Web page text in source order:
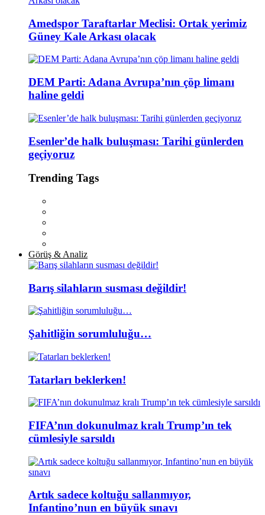
Amedspor Taraftarlar Meclisi: Ortak yerimiz
Güney Kale Arkası olacak
DEM Parti: Adana Avrupa’nın çöp limanı
haline geldi
Esenler’de halk buluşması: Tarihi günlerden
geçiyoruz
Trending Tags
Görüş & Analiz
Barış silahların susması değildir!
Şahitliğin sorumluluğu…
Tatarları beklerken!
FIFA’nın dokunulmaz kralı Trump’ın tek
cümlesiyle sarsıldı
Artık sadece koltuğu sallanmıyor,
Infantino’nun en büyük sınavı